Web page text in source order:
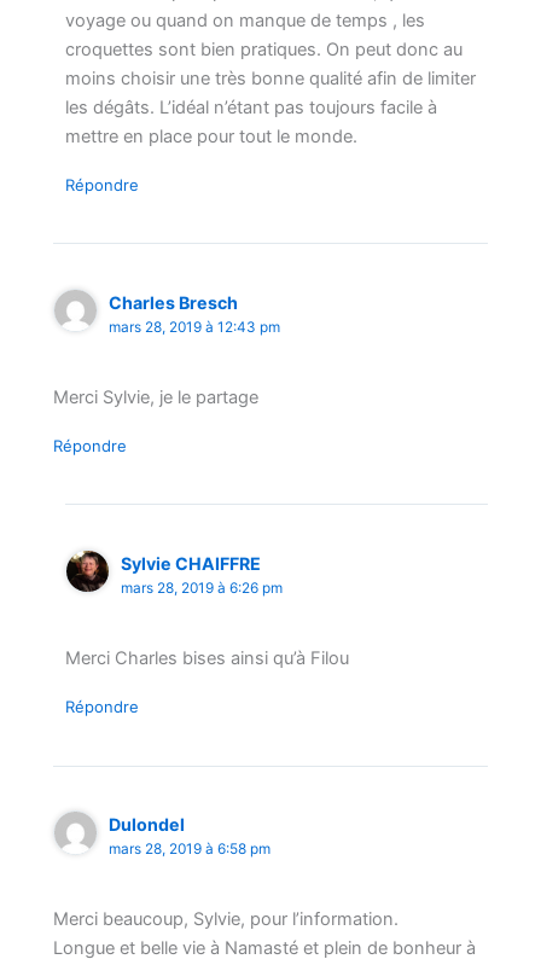
voyage ou quand on manque de temps , les
croquettes sont bien pratiques. On peut donc au
moins choisir une très bonne qualité afin de limiter
les dégâts. L’idéal n’étant pas toujours facile à
mettre en place pour tout le monde.
Répondre
Charles Bresch
mars 28, 2019 à 12:43 pm
Merci Sylvie, je le partage
Répondre
Sylvie CHAIFFRE
mars 28, 2019 à 6:26 pm
Merci Charles bises ainsi qu’à Filou
Répondre
Dulondel
mars 28, 2019 à 6:58 pm
Merci beaucoup, Sylvie, pour l’information.
Longue et belle vie à Namasté et plein de bonheur à